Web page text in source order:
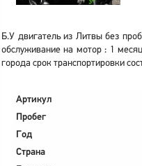
Б.У двигатель из Литвы без
обслуживание на мотор : 1
города срок транспортировки
Артикул
Пробег
Год
Страна